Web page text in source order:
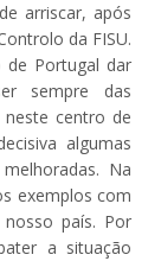
arriscar, após
da FISU.
Portugal dar
sempre das
centro de
algumas
Na
exemplos com
país. Por
a situação